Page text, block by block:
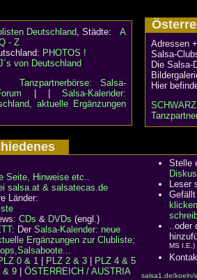
Deutschland, Städte: A
- Z
PHOTOS !
von Deutschland
Tanzpartnerbörse: Salsa-
| |Salsa-Kalender:
aktuelle Ergänzungen
Adressen
Salsa-
Die
Hier
Seite, Hinweise etc..
salsa.at & salsatecas.de
Länder:
CDs & DVDs (engl.)
Der Salsa-Kalender: neue
Ergänzungen zur Clubliste;
0 & 1 PLZ 2 & 3
PLZ 4 & 5
& 9 ÖSTERREICH / AUSTRIA
Stelle
Leser
klicken
..oder
MS I.E.)
salsa1.de/koeln/